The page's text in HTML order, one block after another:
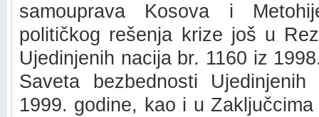
samouprava Kosova i
političkog rešenja krize još u
Ujedinjenih nacija br. 1160 iz
Saveta bezbednosti
1999. godine, kao i u